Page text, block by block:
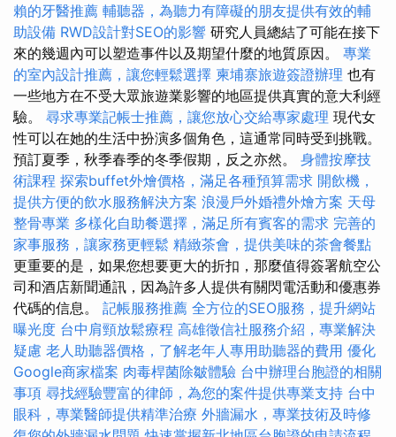
賴的牙醫推薦 輔聽器，為聽力有障礙的朋友提供有效的輔
助設備 RWD設計對SEO的影響 研究人員總結了可能在接下
來的幾週內可以塑造事件以及期望什麼的地質原因。 專業
的室內設計推薦，讓您輕鬆選擇 柬埔寨旅遊簽證辦理 也有
一些地方在不受大眾旅遊業影響的地區提供真實的意大利經
驗。 尋求專業記帳士推薦，讓您放心交給專家處理 現代女
性可以在她的生活中扮演多個角色，這通常同時受到挑戰。
預訂夏季，秋季春季的冬季假期，反之亦然。 身體按摩技
術課程 探索buffet外燴價格，滿足各種預算需求 開飲機，
提供方便的飲水服務解決方案 浪漫戶外婚禮外燴方案 天母
整骨專業 多樣化自助餐選擇，滿足所有賓客的需求 完善的
家事服務，讓家務更輕鬆 精緻茶會，提供美味的茶會餐點
更重要的是，如果您想要更大的折扣，那麼值得簽署航空公
司和酒店新聞通訊，因為許多人提供有關閃電活動和優惠券
代碼的信息。 記帳服務推薦 全方位的SEO服務，提升網站
曝光度 台中肩頸放鬆療程 高雄徵信社服務介紹，專業解決
疑慮 老人助聽器價格，了解老年人專用助聽器的費用 優化
Google商家檔案 肉毒桿菌除皺體驗 台中辦理台胞證的相關
事項 尋找經驗豐富的律師，為您的案件提供專業支持 台中
眼科，專業醫師提供精準治療 外牆漏水，專業技術及時修